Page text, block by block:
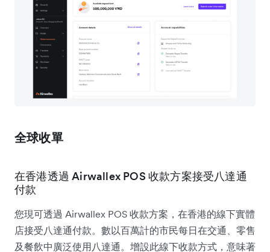
全球收單
在香港透過 Airwallex POS 收款方案接受八達通
付款
您現可透過 Airwallex POS 收款方案，在香港的線下實體
店接受八達通付款。數以百萬計的市民每日在交通、零售
及餐飲中廣泛使用八達通。增設此線下收款方式，意味著